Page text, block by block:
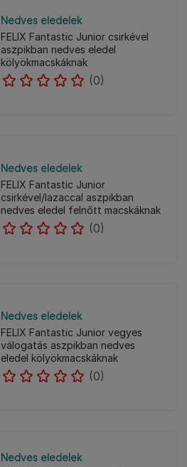
Nedves eledelek
FELIX Fantastic Junior csirkével
aszpikban nedves eledel
kölyökmacskáknak
(0)
Nedves eledelek
FELIX Fantastic Junior
csirkével/lazaccal aszpikban
nedves eledel felnőtt macskáknak
(0)
Nedves eledelek
FELIX Fantastic Junior vegyes
válogatás aszpikban nedves
eledel kölyökmacskáknak
(0)
Nedves eledelek